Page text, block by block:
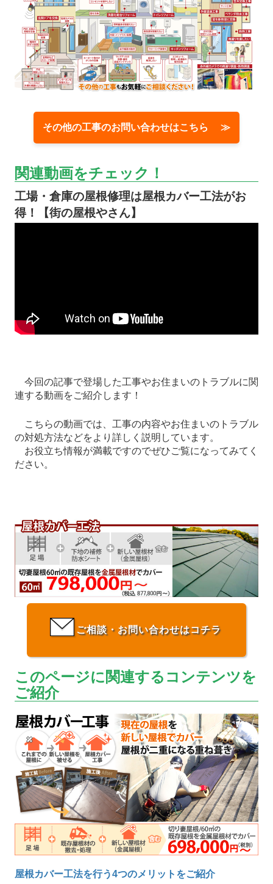
その他の工事のお問い合わせはこちら ≫
関連動画をチェック！
工場・倉庫の屋根修理は屋根カバー工法がお
得！【街の屋根やさん】
今回の記事で登場した工事やお住まいのトラブルに関
連する動画をご紹介します！
こちらの動画では、工事の内容やお住まいのトラブル
の対処方法などをより詳しく説明しています。
お役立ち情報が満載ですのでぜひご覧になってみてく
ださい。
ご相談・お問い合わせはコチラ
このページに関連するコンテンツを
ご紹介
屋根カバー工法を行う4つのメリットをご紹介